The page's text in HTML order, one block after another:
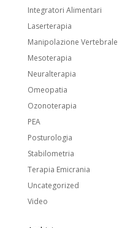
Integratori Alimentari
Laserterapia
Manipolazione Vertebrale
Mesoterapia
Neuralterapia
Omeopatia
Ozonoterapia
PEA
Posturologia
Stabilometria
Terapia Emicrania
Uncategorized
Video